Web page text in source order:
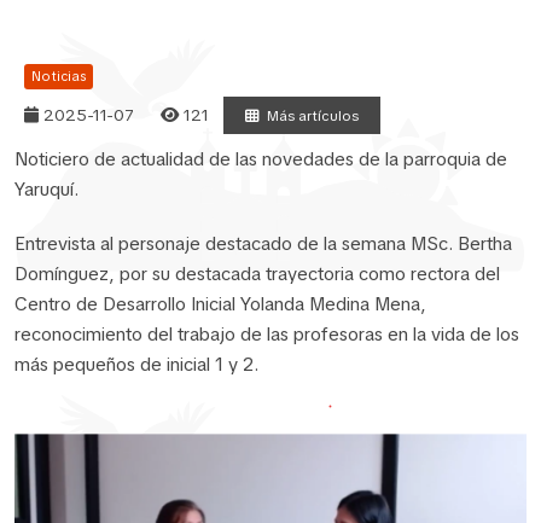
Noticias
2025-11-07 121 Más artículos
Noticiero de actualidad de las novedades de la parroquia de
Yaruquí.
Entrevista al personaje destacado de la semana MSc. Bertha
Domínguez, por su destacada trayectoria como rectora del
Centro de Desarrollo Inicial Yolanda Medina Mena,
reconocimiento del trabajo de las profesoras en la vida de los
más pequeños de inicial 1 y 2.